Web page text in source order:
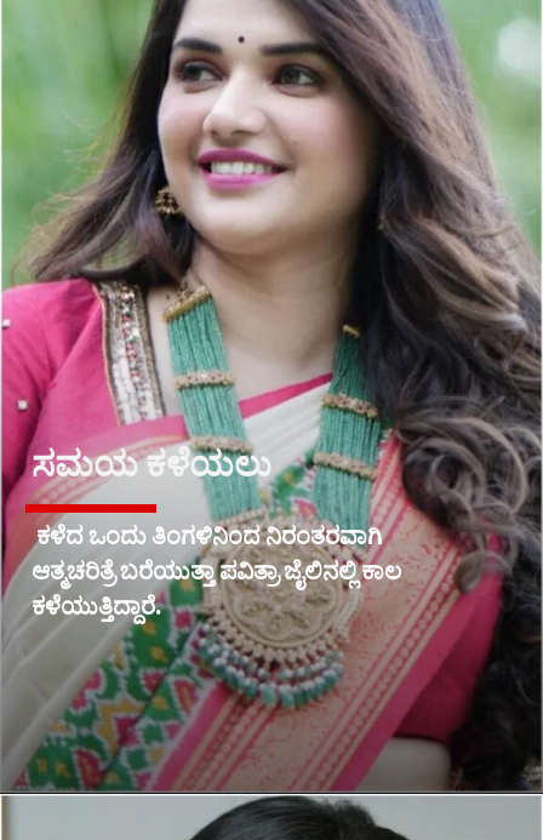
ಸಮಯ ಕಳೆಯಲು
ಕಳೆದ ಒಂದು ತಿಂಗಳಿನಿಂದ ನಿರಂತರವಾಗಿ
ಆತ್ಮಚರಿತ್ರೆ ಬರೆಯುತ್ತಾ ಪವಿತ್ರಾ ಜೈಲಿನಲ್ಲಿ ಕಾಲ
ಕಳೆಯುತ್ತಿದ್ದಾರೆ.